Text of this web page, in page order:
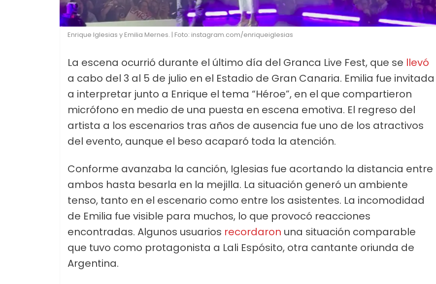
Enrique Iglesias y Emilia Mernes. | Foto: instagram.com/enriqueiglesias
La escena ocurrió durante el último día del Granca Live Fest, que se llevó
a cabo del 3 al 5 de julio en el Estadio de Gran Canaria. Emilia fue invitada
a interpretar junto a Enrique el tema “Héroe”, en el que compartieron
micrófono en medio de una puesta en escena emotiva. El regreso del
artista a los escenarios tras años de ausencia fue uno de los atractivos
del evento, aunque el beso acaparó toda la atención.
Conforme avanzaba la canción, Iglesias fue acortando la distancia entre
ambos hasta besarla en la mejilla. La situación generó un ambiente
tenso, tanto en el escenario como entre los asistentes. La incomodidad
de Emilia fue visible para muchos, lo que provocó reacciones
encontradas. Algunos usuarios recordaron una situación comparable
que tuvo como protagonista a Lali Espósito, otra cantante oriunda de
Argentina.